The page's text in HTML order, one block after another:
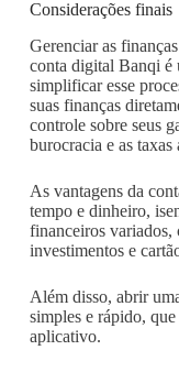
Considerações finais
Gerenciar as
conta digital Banqi é
simplificar esse
suas finanças
controle sobre seus
burocracia e as
As vantagens da
tempo e dinheiro,
financeiros variados,
investimentos e
Além disso, abrir
simples e rápido,
aplicativo.